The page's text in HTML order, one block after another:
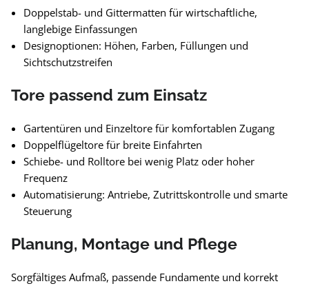
Doppelstab- und Gittermatten für wirtschaftliche,
langlebige Einfassungen
Designoptionen: Höhen, Farben, Füllungen und
Sichtschutzstreifen
Tore passend zum Einsatz
Gartentüren und Einzeltore für komfortablen Zugang
Doppelflügeltore für breite Einfahrten
Schiebe- und Rolltore bei wenig Platz oder hoher
Frequenz
Automatisierung: Antriebe, Zutrittskontrolle und smarte
Steuerung
Planung, Montage und Pflege
Sorgfältiges Aufmaß, passende Fundamente und korrekt